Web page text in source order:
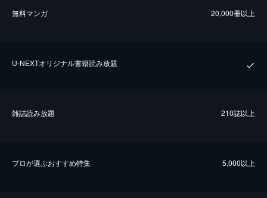
無料マンガ 20,000冊以上
U-NEXTオリジナル書籍読み放題
雑誌読み放題 210誌以上
プロが選ぶおすすめ特集 5,000以上